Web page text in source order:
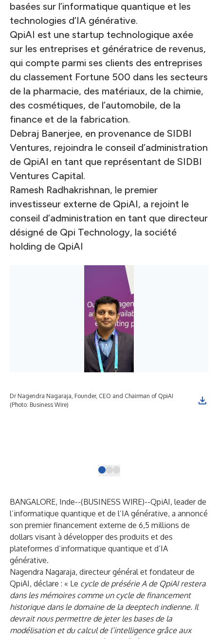
basées sur l’informatique quantique et les
technologies d’IA générative.
QpiAI est une startup technologique axée
sur les entreprises et génératrice de revenus,
qui compte parmi ses clients des entreprises
du classement Fortune 500 dans les secteurs
de la pharmacie, des matériaux, de la chimie,
des cosmétiques, de l’automobile, de la
finance et de la fabrication.
Debraj Banerjee, en provenance de SIDBI
Ventures, rejoindra le conseil d’administration
de QpiAI en tant que représentant de SIDBI
Ventures Capital.
Ramesh Radhakrishnan, le premier
investisseur externe de QpiAI, a rejoint le
conseil d’administration en tant que directeur
désigné de Qpi Technology, la société
holding de QpiAI
Dr Nagendra Nagaraja, Founder, CEO and Chairman of QpiAI
(Photo: Business Wire)
BANGALORE, Inde--(BUSINESS WIRE)--QpiAI, leader de
l’informatique quantique et de l’IA générative, a annoncé
son premier financement externe de 6,5 millions de
dollars visant à développer des produits et des
plateformes d’informatique quantique et d’IA
générative.
Nagendra Nagaraja, directeur général et fondateur de
QpiAI, déclare : « Le cycle de présérie A de QpiAI restera
dans les mémoires comme un cycle de financement
historique dans le domaine de la deeptech indienne. Il
devrait nous permettre de jeter les bases de la
modélisation et du calcul de l’intelligence grâce aux